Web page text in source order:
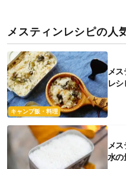
メスティンレシピの人
キャンプ飯・料理
メス
レシ
メ
水の